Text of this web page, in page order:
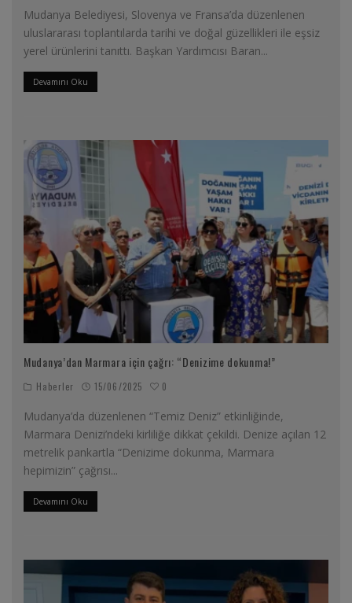
Mudanya Belediyesi, Slovenya ve Fransa’da düzenlenen
uluslararası toplantılarda tarihi ve doğal güzellikleri ile eşsiz
yerel ürünlerini tanıttı. Başkan Yardımcısı Baran...
Devamını Oku
Mudanya’dan Marmara için çağrı: “Denizime dokunma!”
Haberler 15/06/2025 0
Mudanya’da düzenlenen “Temiz Deniz” etkinliğinde,
Marmara Denizi’ndeki kirliliğe dikkat çekildi. Denize açılan 12
metrelik pankartla “Denizime dokunma, Marmara
hepimizin” çağrısı...
Devamını Oku